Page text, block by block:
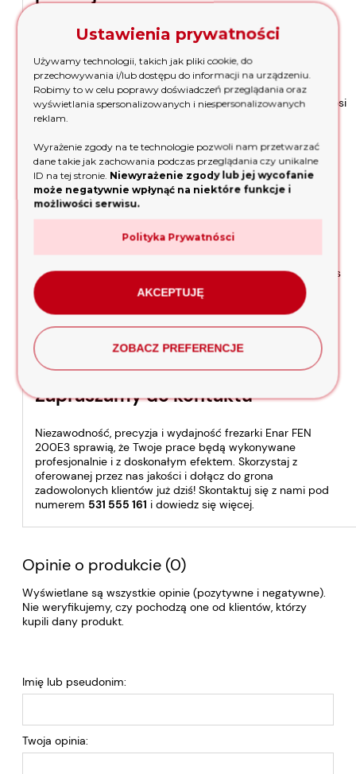
Frezy TCT wykonane z węglika wolframu, zamontowane na
kompletnym bębnie, gwarantują wysoką jakość frezowania.
Szerokość bębna roboczego wynosi 200 mm, a
maksymalna głębokość frezowania to 8 mm. Dzięki temu
maszyna jest wszechstronna i sprawdza się w różnych
zastosowaniach. Wydajność frezarki Enar FEN 200E3 wynosi
33-40 m2/h, co pozwoli Ci efektywnie wykonywać nawet
Niezawodność, precyzja i
wydajność
Frezarka podłogowa Enar FEN 200E3 to niezawodne
narzędzie, które pomoże Ci osiągnąć doskonałe rezultaty.
Dzięki innowacyjnemu napędowi i minimalnej wibracji,
zapewnia ona stabilną pracę i zwiększa wydajność podczas
kontaktu z podłożem. Kompaktowa konstrukcja umożliwia
pracę w miejscach o ograniczonym dostępie, a frezy TCT
zapewniają wysoką jakość frezowania.
Zapraszamy do kontaktu
Niezawodność, precyzja i wydajność frezarki Enar FEN
200E3 sprawią, że Twoje prace będą wykonywane
profesjonalnie i z doskonałym efektem. Skorzystaj z
oferowanej przez nas jakości i dołącz do grona
zadowolonych klientów już dziś! Skontaktuj się z nami pod
numerem 531 555 161 i dowiedz się więcej.
Opinie o produkcie (0)
Wyświetlane są wszystkie opinie (pozytywne i negatywne).
Nie weryfikujemy, czy pochodzą one od klientów, którzy
kupili dany produkt.
Imię lub pseudonim:
Twoja opinia:
Ustawienia prywatności
Używamy technologii, takich jak pliki cookie, do
przechowywania i/lub dostępu do informacji na urządzeniu.
Robimy to w celu poprawy doświadczeń przeglądania oraz
wyświetlania spersonalizowanych i niespersonalizowanych
reklam.
Wyrażenie zgody na te technologie pozwoli nam przetwarzać
dane takie jak zachowania podczas przeglądania czy unikalne
ID na tej stronie. Niewyrażenie zgody lub jej wycofanie
może negatywnie wpłynąć na niektóre funkcje i
możliwości serwisu.
Polityka Prywatnósci
AKCEPTUJĘ
ZOBACZ PREFERENCJE